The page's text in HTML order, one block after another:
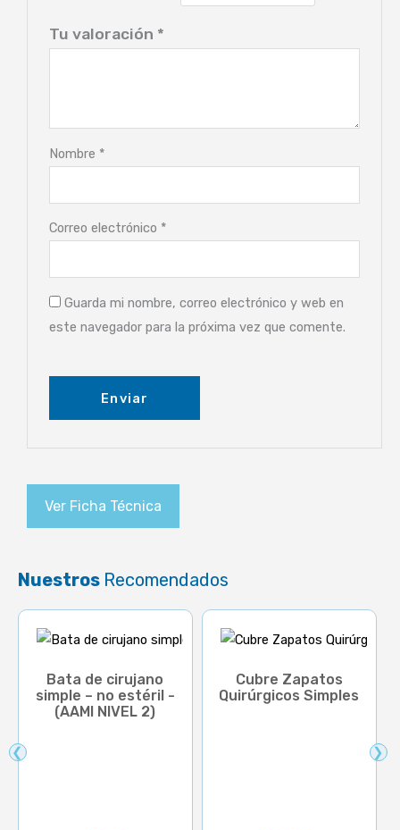
Tu valoración *
Nombre *
Correo electrónico *
Guarda mi nombre, correo electrónico y web en
este navegador para la próxima vez que comente.
Ver Ficha Técnica
Nuestros Recomendados
❮ ❯
Bata de cirujano
simple – no estéril -
(AAMI NIVEL 2)
Cubre Zapatos
Quirúrgicos Simples